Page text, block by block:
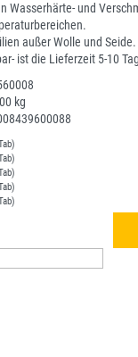
Wasserhärte- und
außer Wolle und Seide.
ist die Lieferzeit 5-10
kg